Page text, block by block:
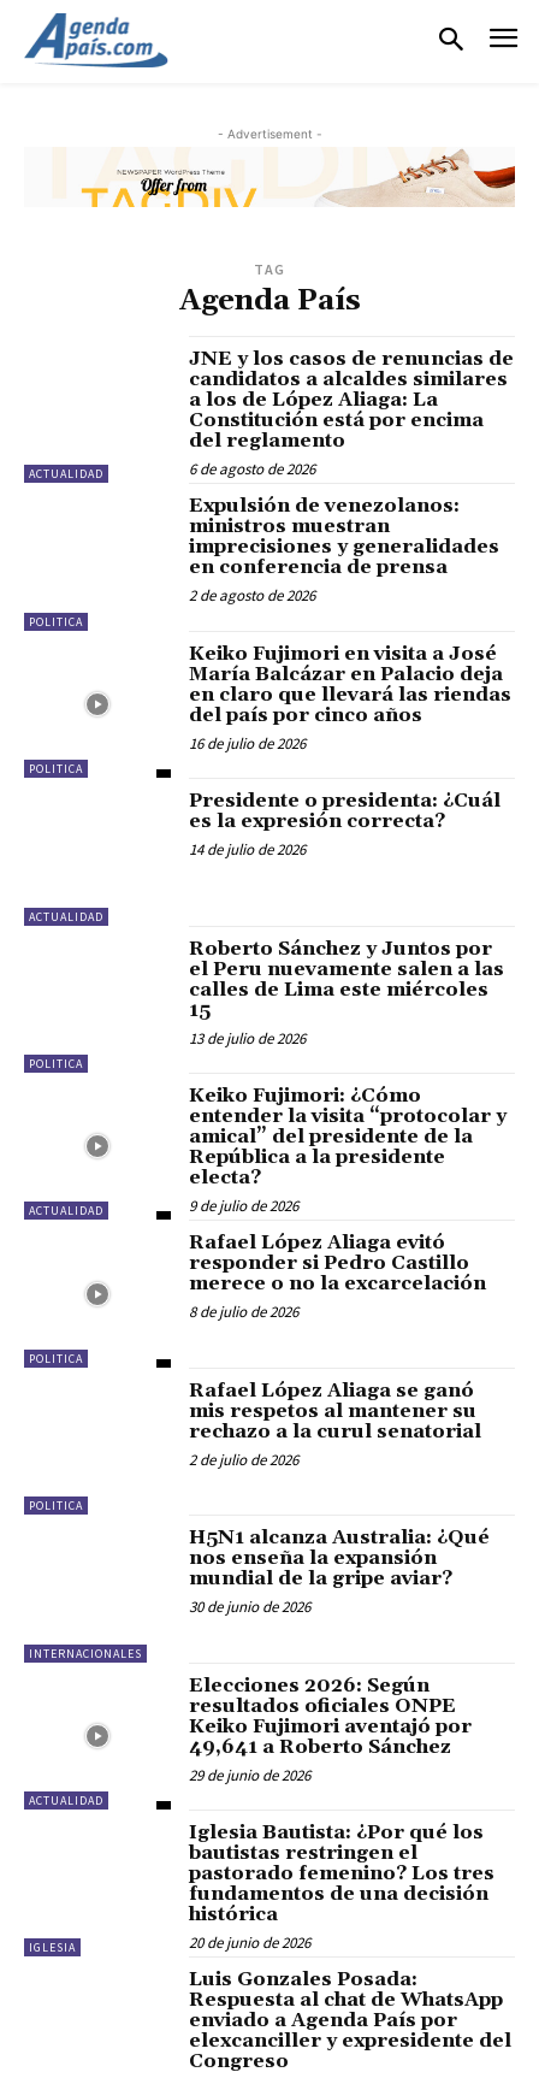
- Advertisement -
TAG
Agenda País
ACTUALIDAD
JNE y los casos de renuncias de
candidatos a alcaldes similares
a los de López Aliaga: La
Constitución está por encima
del reglamento
6 de agosto de 2026
POLITICA
Expulsión de venezolanos:
ministros muestran
imprecisiones y generalidades
en conferencia de prensa
2 de agosto de 2026
POLITICA
Keiko Fujimori en visita a José
María Balcázar en Palacio deja
en claro que llevará las riendas
del país por cinco años
16 de julio de 2026
ACTUALIDAD
Presidente o presidenta: ¿Cuál
es la expresión correcta?
14 de julio de 2026
POLITICA
Roberto Sánchez y Juntos por
el Peru nuevamente salen a las
calles de Lima este miércoles
15
13 de julio de 2026
ACTUALIDAD
Keiko Fujimori: ¿Cómo
entender la visita “protocolar y
amical” del presidente de la
República a la presidente
electa?
9 de julio de 2026
POLITICA
Rafael López Aliaga evitó
responder si Pedro Castillo
merece o no la excarcelación
8 de julio de 2026
POLITICA
Rafael López Aliaga se ganó
mis respetos al mantener su
rechazo a la curul senatorial
2 de julio de 2026
INTERNACIONALES
H5N1 alcanza Australia: ¿Qué
nos enseña la expansión
mundial de la gripe aviar?
30 de junio de 2026
ACTUALIDAD
Elecciones 2026: Según
resultados oficiales ONPE
Keiko Fujimori aventajó por
49,641 a Roberto Sánchez
29 de junio de 2026
IGLESIA
Iglesia Bautista: ¿Por qué los
bautistas restringen el
pastorado femenino? Los tres
fundamentos de una decisión
histórica
20 de junio de 2026
Luis Gonzales Posada:
Respuesta al chat de WhatsApp
enviado a Agenda País por
elexcanciller y expresidente del
Congreso